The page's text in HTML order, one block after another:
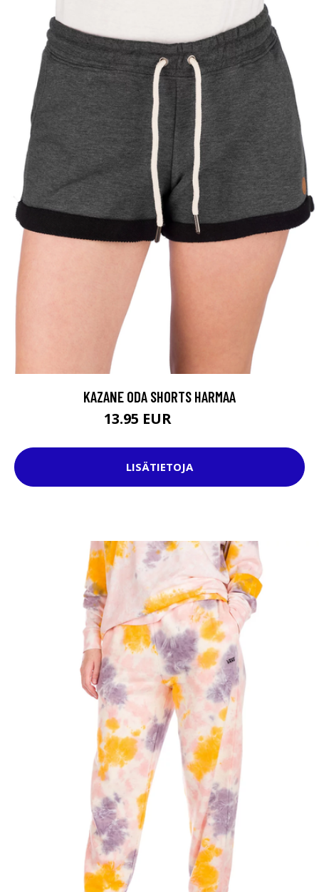
KAZANE ODA SHORTS HARMAA
13.95 EUR
LISÄTIETOJA